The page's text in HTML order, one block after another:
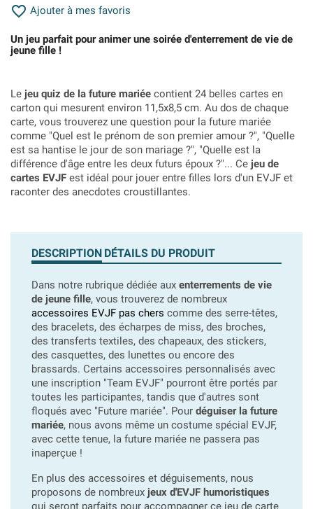
 Ajouter à mes favoris
Un jeu parfait pour animer une soirée d'enterrement de vie de
jeune fille !
Le jeu quiz de la future mariée contient 24 belles cartes en
carton qui mesurent environ 11,5x8,5 cm. Au dos de chaque
carte, vous trouverez une question pour la future mariée
comme "Quel est le prénom de son premier amour ?", "Quelle
est sa hantise le jour de son mariage ?", "Quelle est la
différence d'âge entre les deux futurs époux ?"... Ce jeu de
cartes EVJF est idéal pour jouer entre filles lors d'un EVJF et
raconter des anecdotes croustillantes.
DESCRIPTION DÉTAILS DU PRODUIT
Dans notre rubrique dédiée aux enterrements de vie
de jeune fille, vous trouverez de nombreux
accessoires EVJF pas chers comme des serre-têtes,
des bracelets, des écharpes de miss, des broches,
des transferts textiles, des chapeaux, des stickers,
des casquettes, des lunettes ou encore des
brassards. Certains accessoires personnalisés avec
une inscription "Team EVJF" pourront être portés par
toutes les participantes, tandis que d'autres sont
floqués avec "Future mariée". Pour déguiser la future
mariée, nous avons même un costume spécial EVJF,
avec cette tenue, la future mariée ne passera pas
inaperçue !
En plus des accessoires et déguisements, nous
proposons de nombreux jeux d'EVJF humoristiques
qui seront parfaits pour accompagner ce jeu de carte